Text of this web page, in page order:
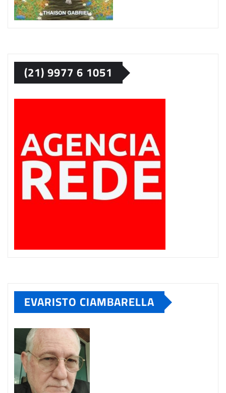
(21) 9977 6 1051
EVARISTO CIAMBARELLA